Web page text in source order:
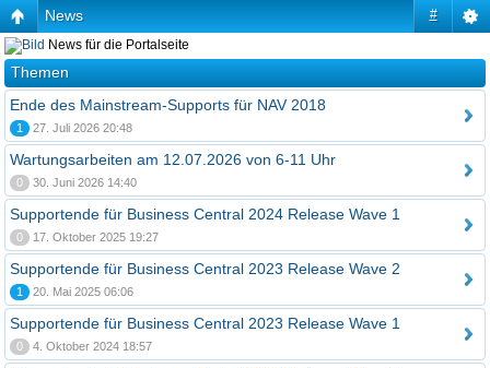
#
News
News für die Portalseite
Themen
Ende des Mainstream-Supports für NAV 2018
1 27. Juli 2026 20:48
Wartungsarbeiten am 12.07.2026 von 6-11 Uhr
0 30. Juni 2026 14:40
Supportende für Business Central 2024 Release Wave 1
0 17. Oktober 2025 19:27
Supportende für Business Central 2023 Release Wave 2
1 20. Mai 2025 06:06
Supportende für Business Central 2023 Release Wave 1
0 4. Oktober 2024 18:57